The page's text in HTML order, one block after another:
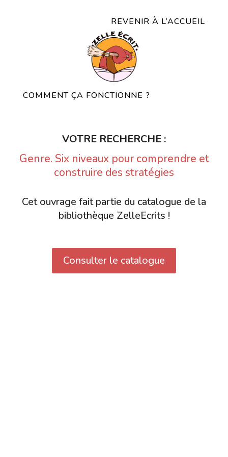
REVENIR À L’ACCUEIL
COMMENT ÇA FONCTIONNE ?
VOTRE RECHERCHE :
Genre. Six niveaux pour comprendre et
construire des stratégies
Cet ouvrage fait partie du catalogue de la
bibliothèque ZelleEcrits !
Consulter le catalogue